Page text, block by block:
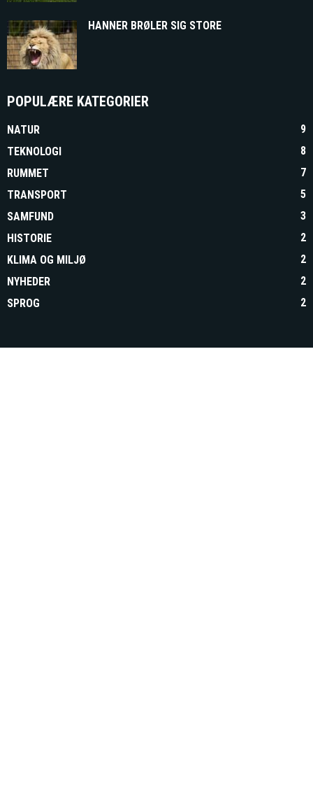
HANNER BRØLER SIG STORE
POPULÆRE KATEGORIER
NATUR
9
TEKNOLOGI
8
RUMMET
7
TRANSPORT
5
SAMFUND
3
HISTORIE
2
KLIMA OG MILJØ
2
NYHEDER
2
SPROG
2